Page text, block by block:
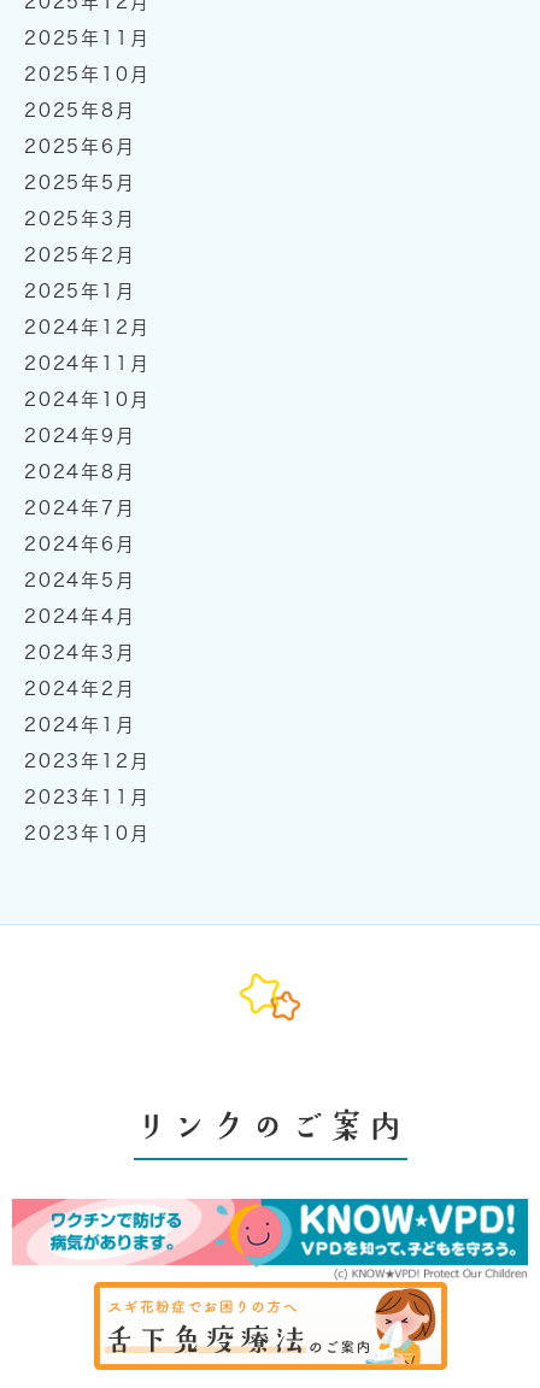
2025年11月
2025年10月
2025年8月
2025年6月
2025年5月
2025年3月
2025年2月
2025年1月
2024年12月
2024年11月
2024年10月
2024年9月
2024年8月
2024年7月
2024年6月
2024年5月
2024年4月
2024年3月
2024年2月
2024年1月
2023年12月
2023年11月
2023年10月
リンクのご案内